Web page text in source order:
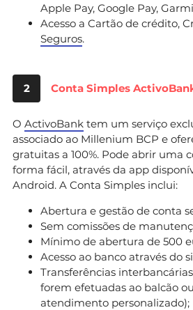
Apple Pay, Google Pay,
Acesso a Cartão de crédito,
Seguros.
2 Conta Simples
O ActivoBank tem um serviço
associado ao Millenium BCP e
gratuitas a 100%. Pode abrir uma
forma fácil, através da app
Android. A Conta Simples inclui:
Abertura e gestão de conta
Sem comissões de
Mínimo de abertura de 500
Acesso ao banco através do
Transferências
forem efetuadas ao balcão
atendimento personalizado);